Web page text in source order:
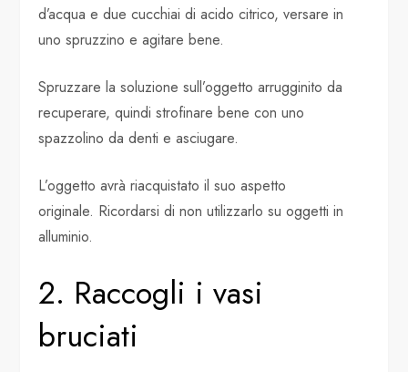
d’acqua e due cucchiai di acido citrico, versare in
uno spruzzino e agitare bene.
Spruzzare la soluzione sull’oggetto arrugginito da
recuperare, quindi strofinare bene con uno
spazzolino da denti e asciugare.
L’oggetto avrà riacquistato il suo aspetto
originale. Ricordarsi di non utilizzarlo su oggetti in
alluminio.
2. Raccogli i vasi
bruciati